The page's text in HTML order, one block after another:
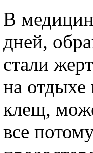
В
дней,
стали
на
клещ,
все